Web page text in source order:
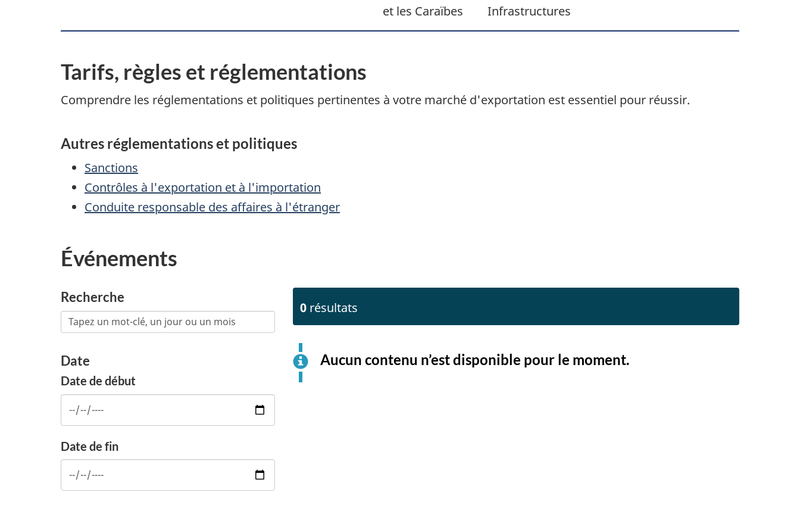
et les Caraïbes
Infrastructures
Tarifs, règles et réglementations
Comprendre les réglementations et politiques pertinentes à votre marché d'exportation est essentiel pour réussir.
Autres réglementations et politiques
Sanctions
Contrôles à l'exportation et à l'importation
Conduite responsable des affaires à l'étranger
Événements
Recherche
Date
Date de début
Date de fin
0 résultats
Aucun contenu n’est disponible pour le moment.